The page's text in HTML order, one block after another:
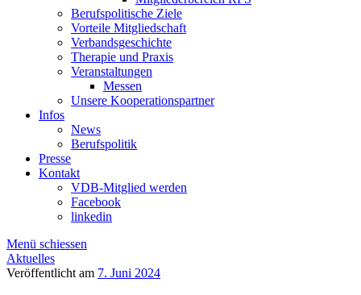
Berufspolitische Ziele
Vorteile Mitgliedschaft
Verbandsgeschichte
Therapie und Praxis
Veranstaltungen
Messen
Unsere Kooperationspartner
Infos
News
Berufspolitik
Presse
Kontakt
VDB-Mitglied werden
Facebook
linkedin
Menü schiessen
Aktuelles
Veröffentlicht am 7. Juni 2024